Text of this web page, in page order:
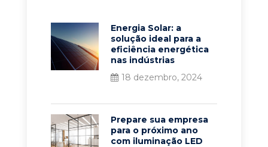
Energia Solar: a
solução ideal para a
eficiência energética
nas indústrias
18 dezembro, 2024
Prepare sua empresa
para o próximo ano
com iluminação LED